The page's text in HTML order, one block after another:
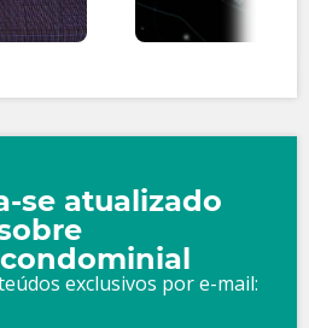
se atualizado
exclusivos por e-mail: